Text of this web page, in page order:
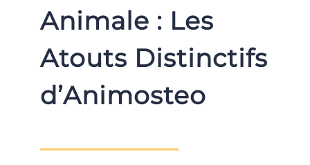
Animale : Les
Atouts Distinctifs
d’Animosteo